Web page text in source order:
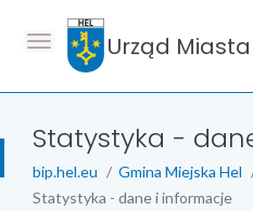
Urząd
Statystyka -
bip.hel.eu
Gmina Miejska Hel
Statystyka - dane i informacje